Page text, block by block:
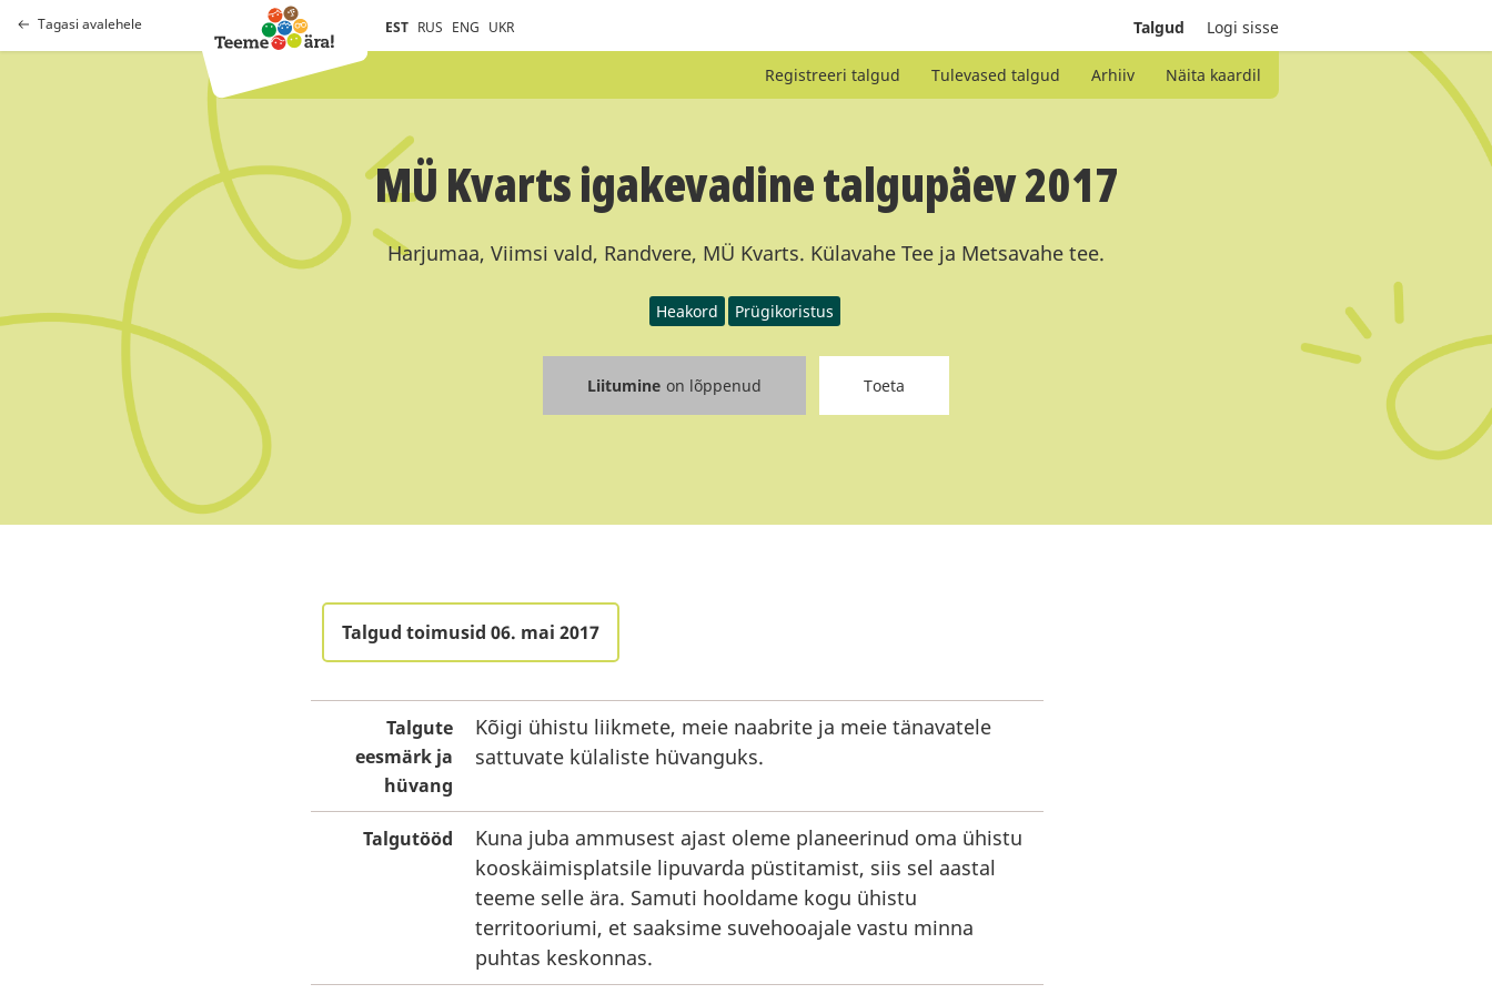
Tagasi avalehele EST RUS ENG UKR Talgud Logi sisse
Registreeri talgud Tulevased talgud Arhiiv Näita kaardil
MÜ Kvarts igakevadine talgupäev 2017
Harjumaa, Viimsi vald, Randvere, MÜ Kvarts. Külavahe Tee ja Metsavahe tee.
Heakord Prügikoristus
Liitumine on lõppenud Toeta
Talgud toimusid 06. mai 2017
Talgute
eesmärk ja
hüvang
Kõigi ühistu liikmete, meie naabrite ja meie tänavatele
sattuvate külaliste hüvanguks.
Talgutööd
Kuna juba ammusest ajast oleme planeerinud oma ühistu
kooskäimisplatsile lipuvarda püstitamist, siis sel aastal
teeme selle ära. Samuti hooldame kogu ühistu
territooriumi, et saaksime suvehooajale vastu minna
puhtas keskonnas.